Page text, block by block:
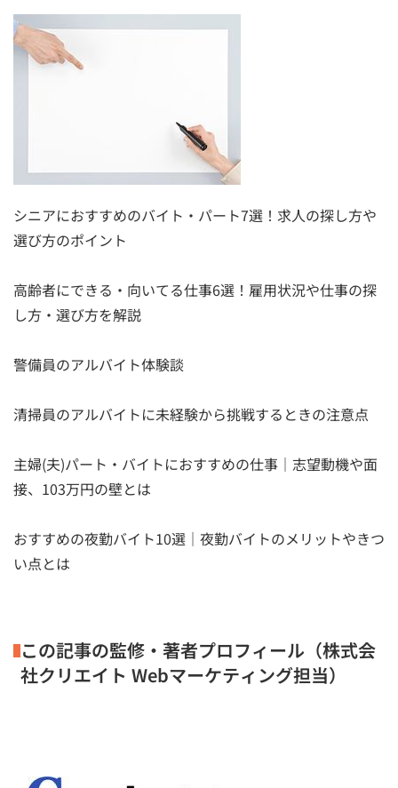
シニアにおすすめのバイト・パート7選！求人の探し方や
選び方のポイント
高齢者にできる・向いてる仕事6選！雇用状況や仕事の探
し方・選び方を解説
警備員のアルバイト体験談
清掃員のアルバイトに未経験から挑戦するときの注意点
主婦(夫)パート・バイトにおすすめの仕事｜志望動機や面
接、103万円の壁とは
おすすめの夜勤バイト10選｜夜勤バイトのメリットやきつ
い点とは
この記事の監修・著者プロフィール（株式会
社クリエイト Webマーケティング担当）